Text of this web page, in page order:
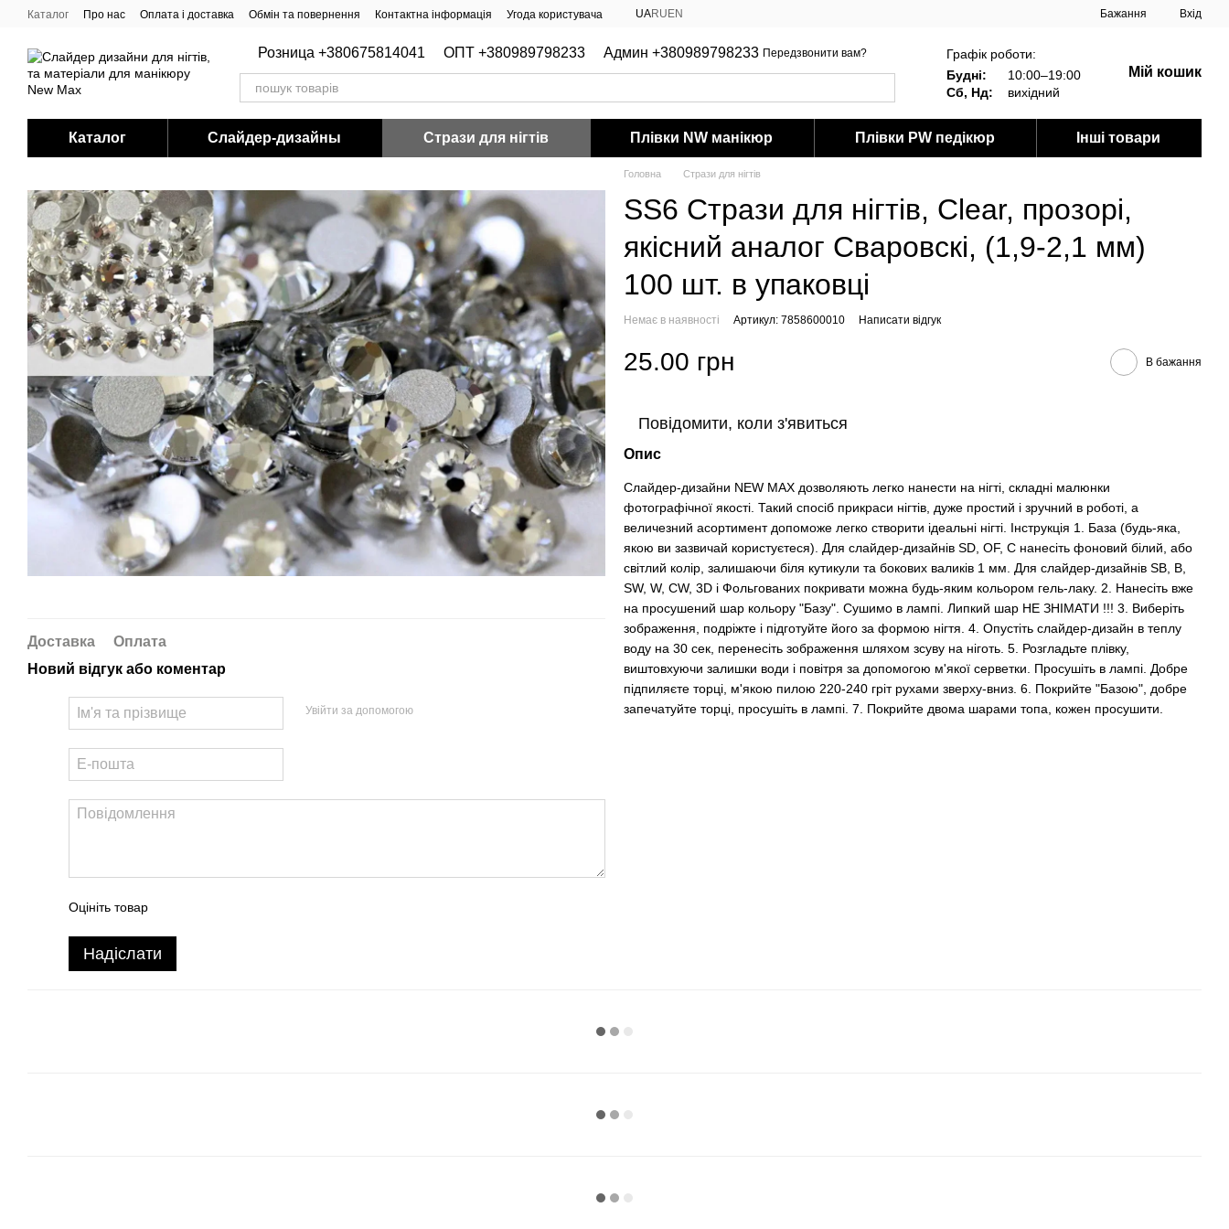
Перейти до основного контенту
Каталог Про нас Оплата і доставка Обмін та повернення Контактна інформація Угода користувача UARU EN Бажання Вхід
Розница +380675814041 ОПТ +380989798233 Админ +380989798233 Передзвонити вам?
Графік роботи:
Будні:
10:00–19:00
Сб, Нд:
вихідний
Мій кошик
Каталог Слайдер-дизайны Стрази для нігтів Плівки NW манікюр Плівки PW педікюр Інші товари
Доставка
Оплата
Новий відгук або коментар
Увійти за допомогою
Оцініть товар
Надіслати
Головна Стрази для нігтів
SS6 Стрази для нігтів, Clear, прозорі,
якісний аналог Сваровскі, (1,9-2,1 мм)
100 шт. в упаковці
Немає в наявності Артикул: 7858600010 Написати відгук
25.00 грн В бажання
Повідомити, коли з'явиться
Опис
Слайдер-дизайни NEW MAX дозволяють легко нанести на нігті, складні малюнки
фотографічної якості. Такий спосіб прикраси нігтів, дуже простий і зручний в роботі, а
величезний асортимент допоможе легко створити ідеальні нігті. Інструкція 1. База (будь-яка,
якою ви зазвичай користуєтеся). Для слайдер-дизайнів SD, OF, C нанесіть фоновий білий, або
світлий колір, залишаючи біля кутикули та бокових валиків 1 мм. Для слайдер-дизайнів SB, B,
SW, W, CW, 3D і Фольгованих покривати можна будь-яким кольором гель-лаку. 2. Нанесіть вже
на просушений шар кольору "Базу". Сушимо в лампі. Липкий шар НЕ ЗНІМАТИ !!! 3. Виберіть
зображення, подріжте і підготуйте його за формою нігтя. 4. Опустіть слайдер-дизайн в теплу
воду на 30 сек, перенесіть зображення шляхом зсуву на ніготь. 5. Розгладьте плівку,
виштовхуючи залишки води і повітря за допомогою м'якої серветки. Просушіть в лампі. Добре
підпиляєте торці, м'якою пилою 220-240 гріт рухами зверху-вниз. 6. Покрийте "Базою", добре
запечатуйте торці, просушіть в лампі. 7. Покрийте двома шарами топа, кожен просушити.